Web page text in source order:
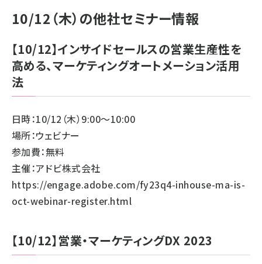
10/12（木）の他社セミナー情報
【10/12】インサイドセールスの営業生産性を
高める、マーケティングオートメーション活用
法
日時：10/12（木）9:00～10:00
場所：ウェビナー
参加費：無料
主催：アドビ株式会社
https://engage.adobe.com/fy23q4-inhouse-ma-is-
oct-webinar-register.html
【10/12】営業・マーケティングDX 2023